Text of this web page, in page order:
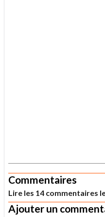
Commentaires
Lire les 14 commentaires
Ajouter un